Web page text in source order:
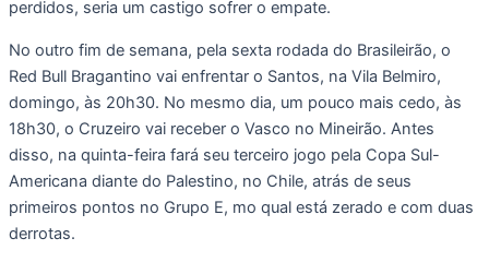
perdidos, seria um castigo sofrer o empate.
No outro fim de semana, pela sexta rodada do Brasileirão, o
Red Bull Bragantino vai enfrentar o Santos, na Vila Belmiro,
domingo, às 20h30. No mesmo dia, um pouco mais cedo, às
18h30, o Cruzeiro vai receber o Vasco no Mineirão. Antes
disso, na quinta-feira fará seu terceiro jogo pela Copa Sul-
Americana diante do Palestino, no Chile, atrás de seus
primeiros pontos no Grupo E, mo qual está zerado e com duas
derrotas.